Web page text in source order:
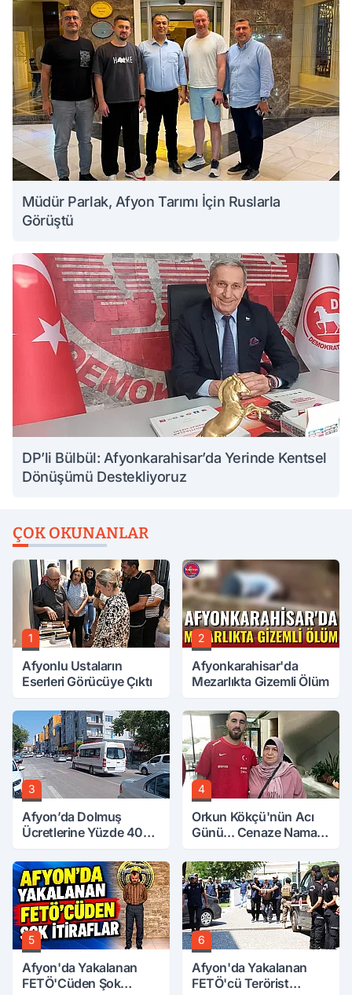
Müdür Parlak, Afyon Tarımı İçin Ruslarla
Görüştü
DP’li Bülbül: Afyonkarahisar’da Yerinde Kentsel
Dönüşümü Destekliyoruz
ÇOK OKUNANLAR
1
Afyonlu Ustaların
Eserleri Görücüye Çıktı
2
Afyonkarahisar'da
Mezarlıkta Gizemli Ölüm
3
Afyon’da Dolmuş
Ücretlerine Yüzde 40
4
Orkun Kökçü'nün Acı
Günü... Cenaze Namazı
5
Afyon'da Yakalanan
FETÖ'Cüden Şok
6
Afyon'da Yakalanan
FETÖ'cü Terörist